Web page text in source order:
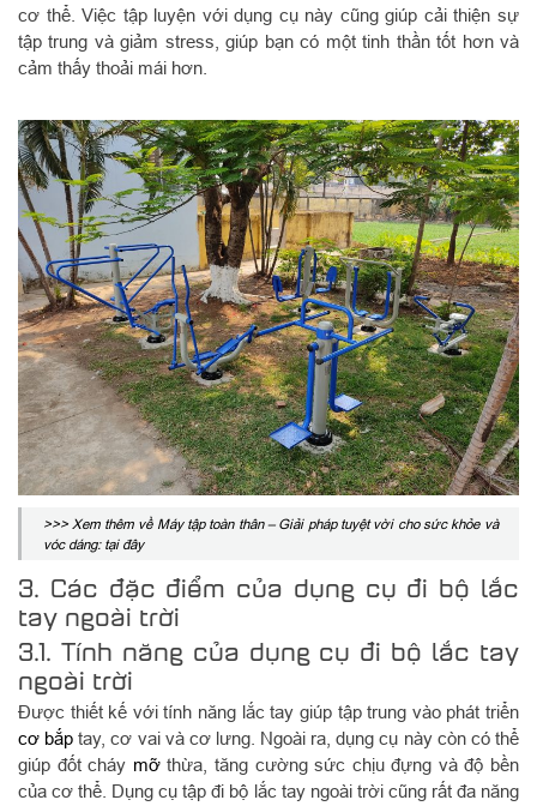
cơ thể. Việc tập luyện với dụng cụ này cũng giúp cải thiện sự
tập trung và giảm stress, giúp bạn có một tinh thần tốt hơn và
cảm thấy thoải mái hơn.
>>> Xem thêm về Máy tập toàn thân – Giải pháp tuyệt vời cho sức khỏe và
vóc dáng: tại đây
3. Các đặc điểm của dụng cụ đi bộ lắc
tay ngoài trời
3.1. Tính năng của dụng cụ đi bộ lắc tay
ngoài trời
Được thiết kế với tính năng lắc tay giúp tập trung vào phát triển
cơ bắp tay, cơ vai và cơ lưng. Ngoài ra, dụng cụ này còn có thể
giúp đốt cháy mỡthừa, tăng cường sức chịu đựng và độ bền
của cơ thể. Dụng cụ tập đi bộ lắc tay ngoài trời cũng rất đa năng